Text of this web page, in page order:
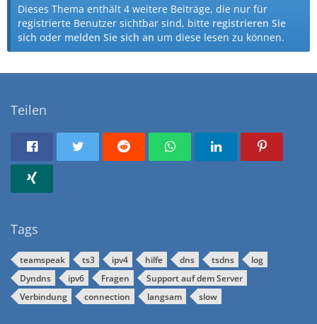
Dieses Thema enthält 4 weitere Beiträge, die nur für
registrierte Benutzer sichtbar sind, bitte registrieren Sie
sich oder melden Sie sich an um diese lesen zu können.
Teilen
Tags
teamspeak ts3 ipv4 hilfe dns tsdns
log
Dyndns
ipv6 Fragen
Support auf dem Server
Verbindung
connection langsam slow